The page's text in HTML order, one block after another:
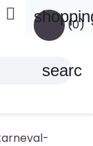
(0)

search